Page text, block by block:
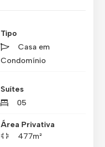
Tipo
Casa em
Condomínio
Suítes
05
Área Privativa
477m²